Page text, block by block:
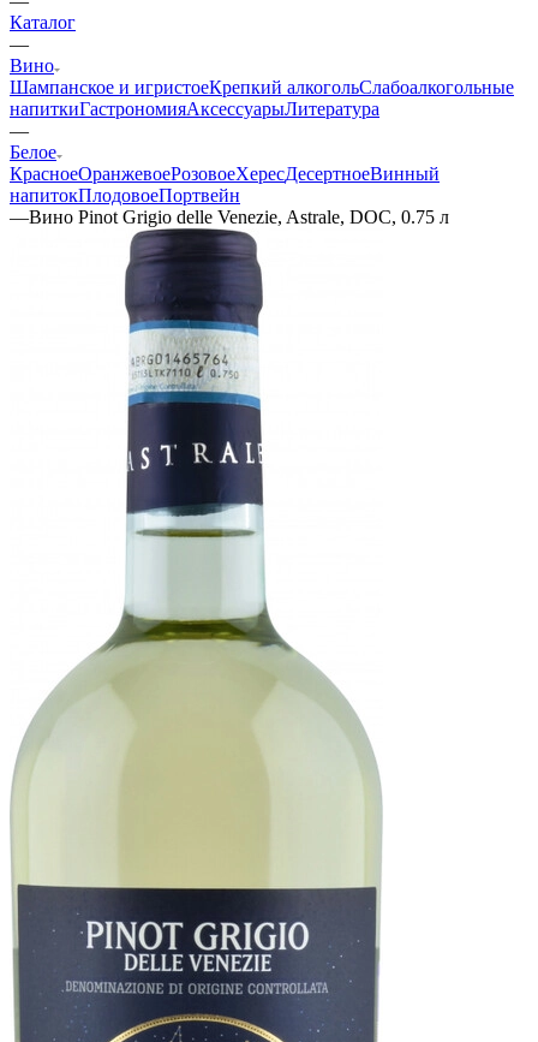
Каталог
—
Вино
Шампанское и игристоеКрепкий алкогольСлабоалкогольные
напиткиГастрономияАксессуарыЛитература
—
Белое
КрасноеОранжевоеРозовоеХересДесертноеВинный
напитокПлодовоеПортвейн
—Вино Pinot Grigio delle Venezie, Astrale, DOC, 0.75 л